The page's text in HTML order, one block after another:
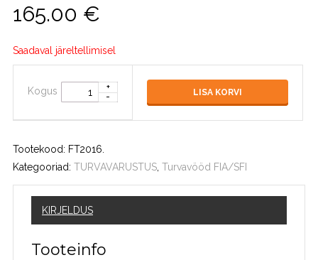
165.00 €
Saadaval järeltellimisel
Kogus LISA KORVI
Tootekood: FT2016
Kategooriad: TURVAVARUSTUS Turvavööd FIA/SFI
KIRJELDUS
Tooteinfo